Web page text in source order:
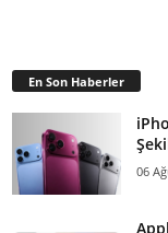
En Son Haberler
06